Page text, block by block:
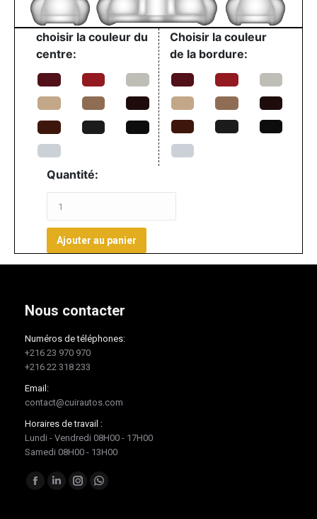
choisir la couleur du
centre:
Choisir la couleur
de la bordure:
Quantité:
Ajouter au panier
Nous contacter
Numéros de téléphones:
+216 23 970 970
+216 22 318 233
Email:
contact@cuirautos.com
Horaires de travail :
Lundi - Vendredi 08H00 - 17H00
Samedi 08H00 - 13H00
Trouvez nous sur :
Facebook
LinkedInInstagramWhatsapp